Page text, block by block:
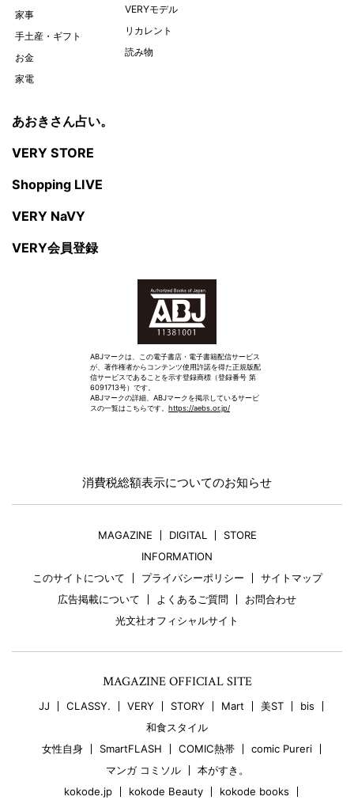
家事
手土産・ギフト
お金
家電
VERYモデル
リカレント
読み物
あおきさん占い。
VERY STORE
Shopping LIVE
VERY NaVY
VERY会員登録
ABJマークは、この電子書店・電子書籍配信サービス
が、著作権者からコンテンツ使用許諾を得た正規版配
信サービスであることを示す登録商標（登録番号 第
6091713号）です。
ABJマークの詳細、ABJマークを掲示しているサービ
スの一覧はこちらです。 https://aebs.or.jp/
消費税総額表示についてのお知らせ
MAGAZINE DIGITAL
STORE
INFORMATION
このサイトについて
プライバシーポリシー
サイトマップ
広告掲載について
よくあるご質問
お問合わせ
光文社オフィシャルサイト
MAGAZINE OFFICIAL SITE
JJ CLASSY. VERY STORY Mart 美ST
bis
和食スタイル
女性自身
SmartFLASH COMIC熱帯
comic Pureri
マンガ コミソル
本がすき。
kokode.jp
kokode Beauty kokode books